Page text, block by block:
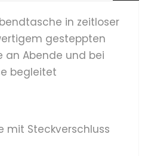
in zeitloser
gesteppten
an Abende und bei
begleitet
mit Steckverschluss